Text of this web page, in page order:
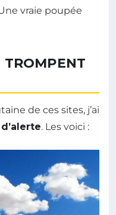
vraie poupée
TROMPENT
de ces sites, j’ai
. Les voici :